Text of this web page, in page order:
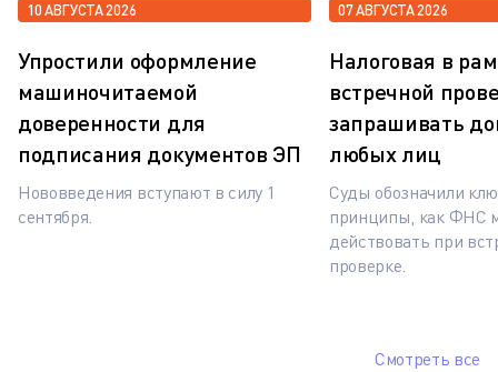
10 АВГУСТА 2026
Упростили оформление
машиночитаемой
доверенности для
подписания документов ЭП
Нововведения вступают в силу 1
сентября.
07 АВГУСТА 2026
Налоговая в
встречной
запрашивать
любых лиц
Суды обозначили
принципы, как ФНС
действовать при
проверке.
Смотреть все